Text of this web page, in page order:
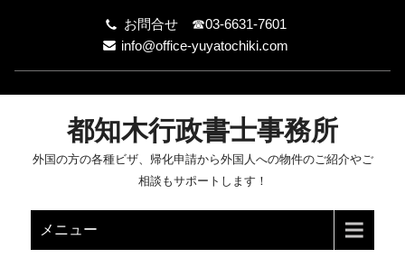
お問合せ ☎03-6631-7601
info@office-yuyatochiki.com
都知木行政書士事務所
外国の方の各種ビザ、帰化申請から外国人への物件のご紹介やご
相談もサポートします！
メニュー